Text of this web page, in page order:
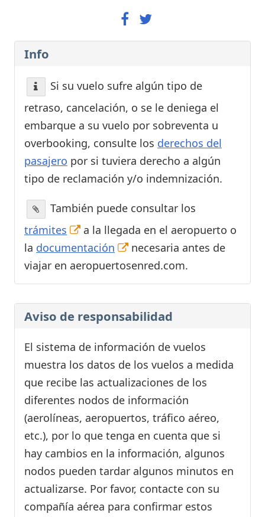
Info
Si su vuelo sufre algún tipo de
retraso, cancelación, o se le deniega el
embarque a su vuelo por sobreventa u
overbooking, consulte los derechos del
pasajero por si tuviera derecho a algún
tipo de reclamación y/o indemnización.
También puede consultar los
trámites
a la llegada en el aeropuerto o
la documentación
necesaria antes de
viajar en aeropuertosenred.com.
Aviso de responsabilidad
El sistema de información de vuelos
muestra los datos de los vuelos a medida
que recibe las actualizaciones de los
diferentes nodos de información
(aerolíneas, aeropuertos, tráfico aéreo,
etc.), por lo que tenga en cuenta que si
hay cambios en la información, algunos
nodos pueden tardar algunos minutos en
actualizarse. Por favor, contacte con su
compañía aérea para confirmar estos